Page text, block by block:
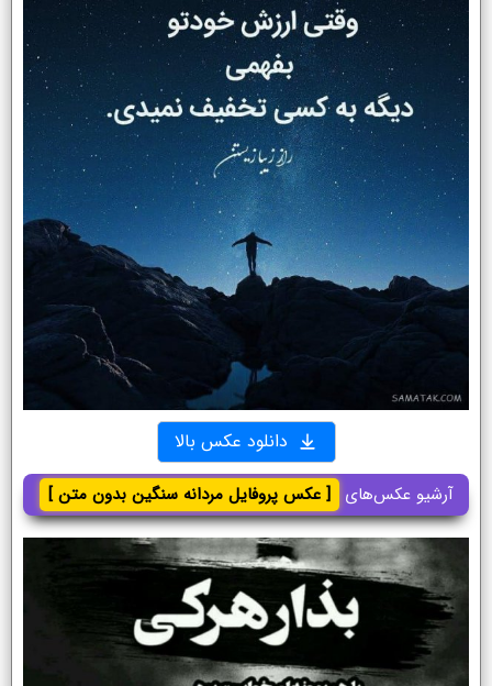
دانلود عکس بالا
آرشیو عکس‌های [ عکس پروفایل مردانه سنگین بدون متن ]